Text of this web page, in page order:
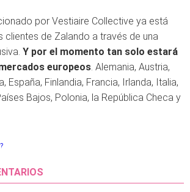
por Vestiaire Collective ya está
clientes de Zalando a través de una
Y por el momento tan solo estará
europeos. Alemania, Austria,
España, Finlandia, Francia, Irlanda, Italia,
Bajos, Polonia, la República Checa y